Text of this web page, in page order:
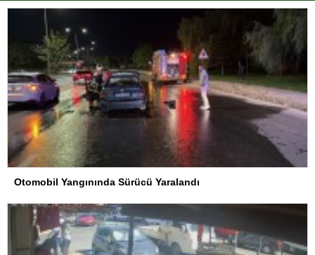
Otomobil Yangınında Sürücü Yaralandı